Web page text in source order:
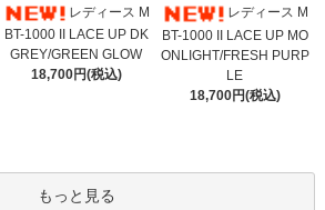
レディース M
BT-1000 II LACE UP DK
GREY/GREEN GLOW
18,700円(税込)
レディース M
BT-1000 II LACE UP MO
ONLIGHT/FRESH PURP
LE
18,700円(税込)
もっと見る